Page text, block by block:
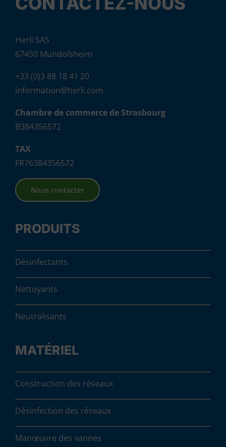
Herli SAS
67450 Mundolsheim
+33 (0)3 88 18 41 20
information@herli.com
Chambre de commerce de Strasbourg
B384356572
TAX
FR76384356572
Nous contacter
PRODUITS
Désinfectants
Nettoyants
Neutralisants
MATÉRIEL
Construction des réseaux
Désinfection des réseaux
Manœuvre des vannes